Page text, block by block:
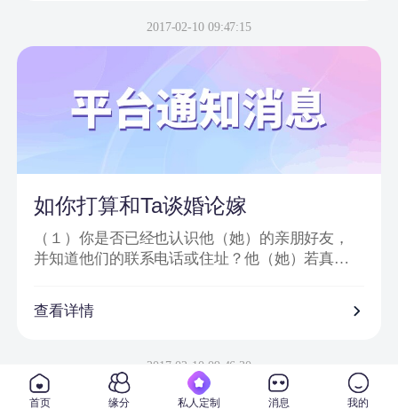
信息或节目邀请嘉宾、网站会员为信件内容；
2、骗子以＂消息提示员XX＂、＂送礼员XX＂等
3、把中奖诈骗信息发到会员手机上，要求会员登
录一个钓鱼网站进行汇款；
4、虚假信息为避免系统筛查及一般由大量符号或
2017-02-10 09:47:15
如你打算和Ta谈婚论嫁
（１）你是否已经也认识他（她）的亲朋好友，
并知道他们的联系电话或住址？他（她）若真心
私人社交圈子。
信他（她）真的在那里从事着他（她）所说的工
作？
查看详情
2017-02-10 09:46:30
首页 缘分 私人定制 消息 我的